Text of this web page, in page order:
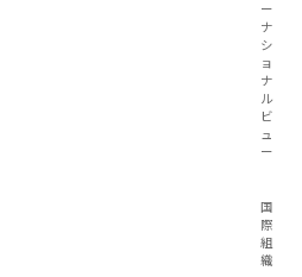
ー
ナ
シ
ョ
ナ
ル
ビ
ュ
ー
国
際
組
織